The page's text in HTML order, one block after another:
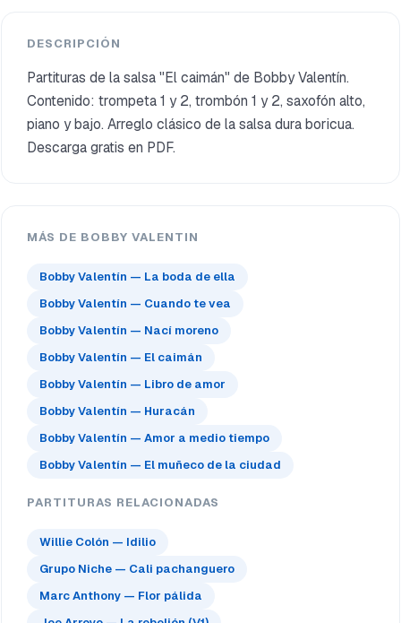
DESCRIPCIÓN
Partituras de la salsa "El caimán" de Bobby Valentín.
Contenido: trompeta 1 y 2, trombón 1 y 2, saxofón alto,
piano y bajo. Arreglo clásico de la salsa dura boricua.
Descarga gratis en PDF.
MÁS DE BOBBY VALENTIN
Bobby Valentín — La boda de ella
Bobby Valentín — Cuando te vea
Bobby Valentín — Nací moreno
Bobby Valentín — El caimán
Bobby Valentín — Libro de amor
Bobby Valentín — Huracán
Bobby Valentín — Amor a medio tiempo
Bobby Valentín — El muñeco de la ciudad
PARTITURAS RELACIONADAS
Willie Colón — Idilio
Grupo Niche — Cali pachanguero
Marc Anthony — Flor pálida